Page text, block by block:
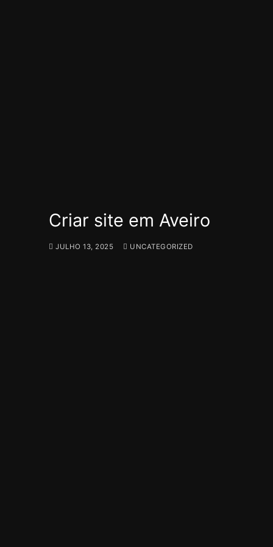
Criar site em Aveiro
JULHO 13, 2025 UNCATEGORIZED